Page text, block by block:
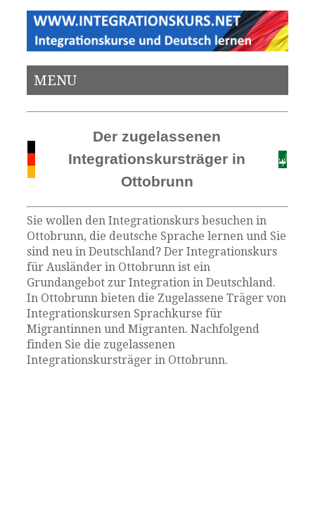
MENU
Der zugelassenen
Integrationskursträger in
Ottobrunn
Sie wollen den Integrationskurs besuchen in
Ottobrunn, die deutsche Sprache lernen und Sie
sind neu in Deutschland? Der Integrationskurs
für Ausländer in Ottobrunn ist ein
Grundangebot zur Integration in Deutschland.
In Ottobrunn bieten die Zugelassene Träger von
Integrationskursen Sprachkurse für
Migrantinnen und Migranten. Nachfolgend
finden Sie die zugelassenen
Integrationskursträger in Ottobrunn.